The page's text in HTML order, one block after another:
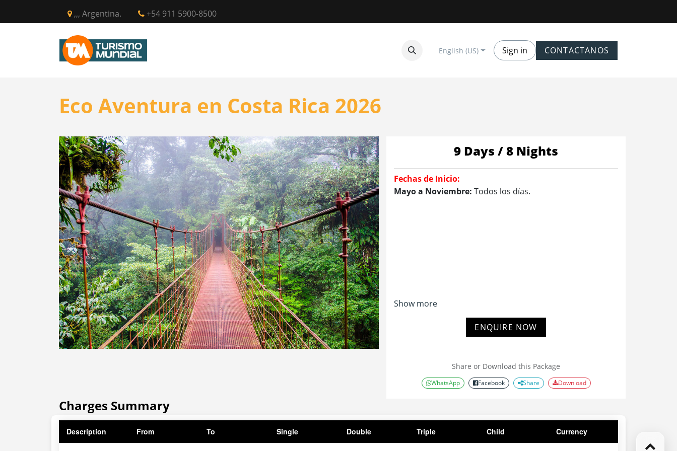
,,, Argentina. +54 911 5900-8500
English (US) Sign in CONTACTANOS
Eco Aventura en Costa Rica 2026
9 Days / 8 Nights
Fechas de Inicio:
Mayo a Noviembre: Todos los días.
Show more
ENQUIRE NOW
Share or Download this Package
WhatsApp Facebook Share Download
Charges Summary
Description From To Single Double Triple Child Currency